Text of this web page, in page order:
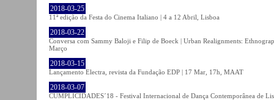
2018-03-25
11ª edição da Festa do Cinema Italiano | 4 a 12 Abril, Lisboa
2018-03-22
Conversa com Sammy Baloji e Filip de Boeck | Urban Realignments:
Março
2018-03-15
Lançamento Electra, revista da Fundação EDP | 17 Mar, 17h, MAAT
2018-03-07
CUMPLICIDADES´18 - Festival Internacional de Dança Contemporânea de